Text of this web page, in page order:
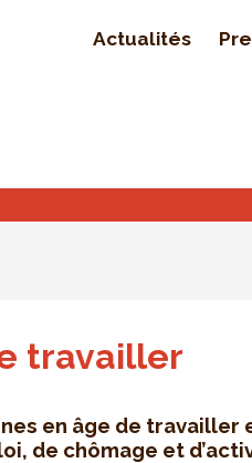
Actualités
travailler
en âge de travailler
de chômage et